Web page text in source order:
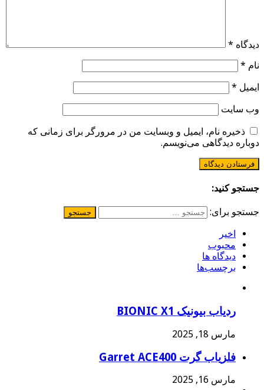
دیدگاه *
نام *
ایمیل *
وب‌ سایت
ذخیره نام، ایمیل و وبسایت من در مرورگر برای زمانی که
دوباره دیدگاهی می‌نویسم.
جستجو کنید:
جستجو برای:
اخیر
محبوب
دیدگاه ها
برچسب‌ها
ردیاب بیونیک BIONIC X1
مارس 18, 2025
فلزیاب گرت Garret ACE400
مارس 16, 2025